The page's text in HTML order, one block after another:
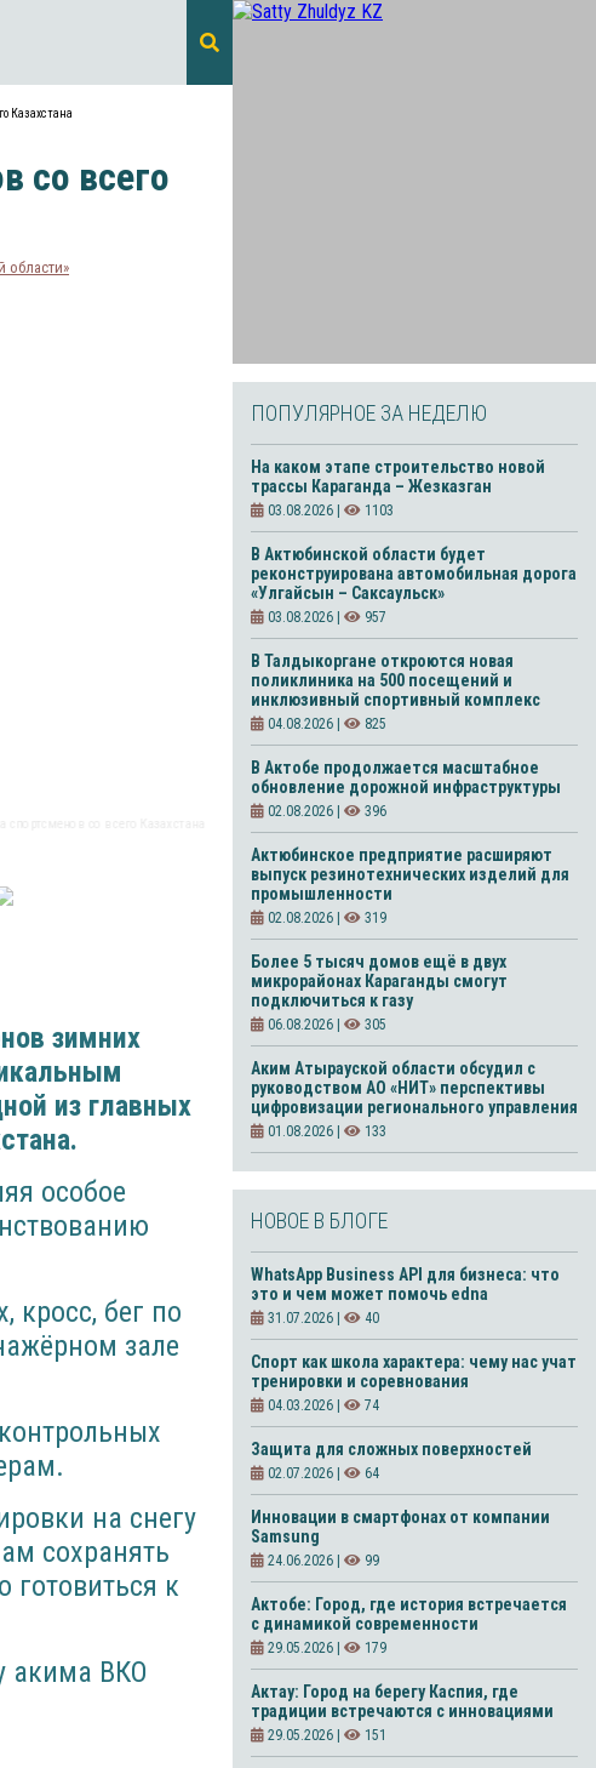
Казахстана
со всего
области»
зимних
из главных
особое
кросс, бег по
зале
на снегу
сохранять
к
акима ВКО
ПОПУЛЯРНОЕ ЗА НЕДЕЛЮ
На каком этапе строительство новой
трассы Караганда – Жезказган
03.08.2026 | 1103
В Актюбинской области будет
реконструирована автомобильная дорога
«Улгайсын – Саксаульск»
03.08.2026 | 957
В Талдыкоргане откроются новая
поликлиника на 500 посещений и
инклюзивный спортивный комплекс
04.08.2026 | 825
В Актобе продолжается масштабное
обновление дорожной инфраструктуры
02.08.2026 | 396
Актюбинское предприятие расширяют
выпуск резинотехнических изделий для
промышленности
02.08.2026 | 319
Более 5 тысяч домов ещё в двух
микрорайонах Караганды смогут
подключиться к газу
06.08.2026 | 305
Аким Атырауской области обсудил с
руководством АО «НИТ» перспективы
цифровизации регионального управления
01.08.2026 | 133
НОВОЕ В БЛОГЕ
WhatsApp Business API для бизнеса: что
это и чем может помочь edna
31.07.2026 | 40
Спорт как школа характера: чему нас учат
тренировки и соревнования
04.03.2026 | 74
Защита для сложных поверхностей
02.07.2026 | 64
Инновации в смартфонах от компании
Samsung
24.06.2026 | 99
Актобе: Город, где история встречается
с динамикой современности
29.05.2026 | 179
Актау: Город на берегу Каспия, где
традиции встречаются с инновациями
29.05.2026 | 151